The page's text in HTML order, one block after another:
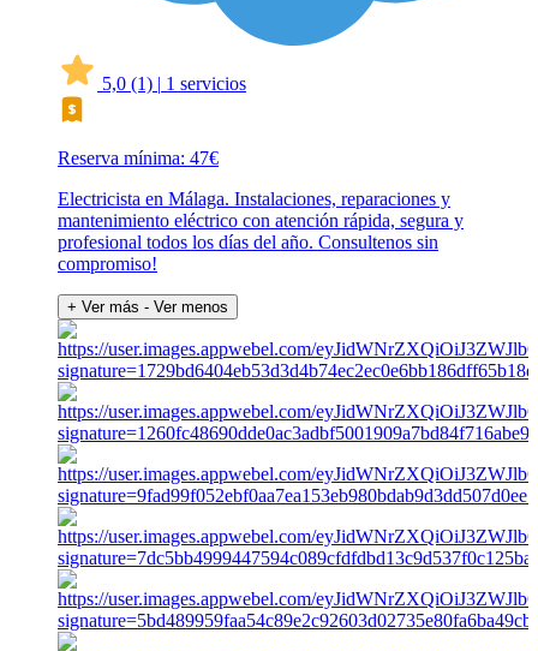
5,0 (1) | 1 servicios
Reserva mínima: 47€
Electricista en Málaga. Instalaciones, reparaciones y
mantenimiento eléctrico con atención rápida, segura y
profesional todos los días del año. Consultenos sin
compromiso!
+ Ver más - Ver menos